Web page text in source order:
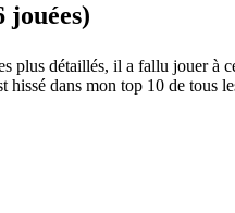
jouées)
plus détaillés, il a fallu jouer à
dans mon top 10 de tous